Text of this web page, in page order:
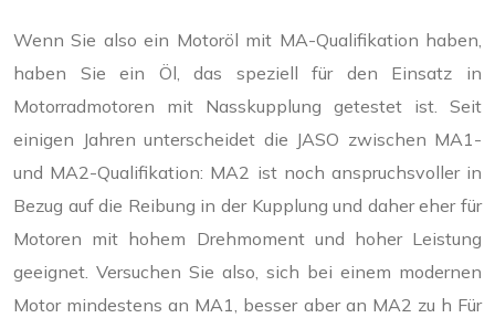
Wenn Sie also ein Motoröl mit MA-Qualifikation haben,
haben Sie ein Öl, das speziell für den Einsatz in
Motorradmotoren mit Nasskupplung getestet ist. Seit
einigen Jahren unterscheidet die JASO zwischen MA1-
und MA2-Qualifikation: MA2 ist noch anspruchsvoller in
Bezug auf die Reibung in der Kupplung und daher eher für
Motoren mit hohem Drehmoment und hoher Leistung
geeignet. Versuchen Sie also, sich bei einem modernen
Motor mindestens an MA1, besser aber an MA2 zu h Für